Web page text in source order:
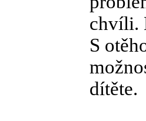
chvíli.
S
dítěte.